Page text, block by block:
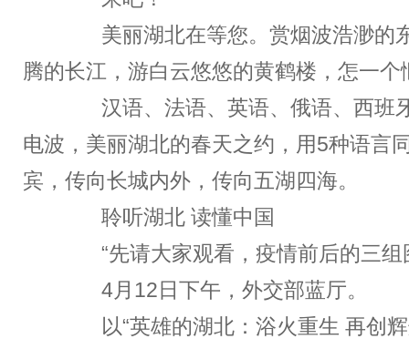
美丽湖北在等您。赏烟波浩渺的
腾的长江，游白云悠悠的黄鹤楼，怎一个
汉语、法语、英语、俄语、西班
电波，美丽湖北的春天之约，用5种语言
宾，传向长城内外，传向五湖四海。
聆听湖北 读懂中国
“先请大家观看，疫情前后的三
4月12日下午，外交部蓝厅。
以“英雄的湖北：浴火重生 再创辉